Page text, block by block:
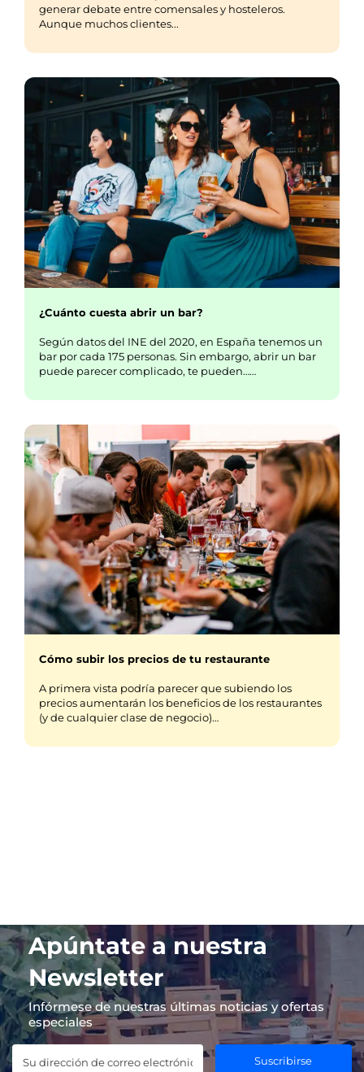
generar debate entre comensales y hosteleros.
Aunque muchos clientes...
¿Cuánto cuesta abrir un bar?
Según datos del INE del 2020, en España tenemos un
bar por cada 175 personas. Sin embargo, abrir un bar
puede parecer complicado, te pueden……
Cómo subir los precios de tu restaurante
A primera vista podría parecer que subiendo los
precios aumentarán los beneficios de los restaurantes
(y de cualquier clase de negocio)…
Apúntate a nuestra
Newsletter
Infórmese de nuestras últimas noticias y ofertas
especiales
Suscribirse